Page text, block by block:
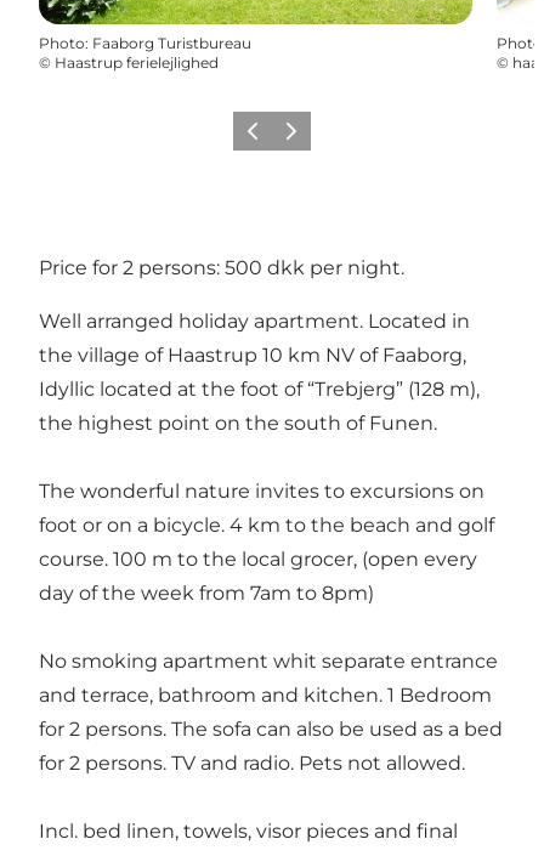
Photo: Faaborg Turistbureau
© Haastrup ferielejlighed
Photo
©
PrécédentSuivant
Price for 2 persons: 500 dkk per night.
Well arranged holiday apartment. Located in
the village of Haastrup 10 km NV of Faaborg,
Idyllic located at the foot of “Trebjerg” (128 m),
the highest point on the south of Funen.
The wonderful nature invites to excursions on
foot or on a bicycle. 4 km to the beach and golf
course. 100 m to the local grocer, (open every
day of the week from 7am to 8pm)
No smoking apartment whit separate entrance
and terrace, bathroom and kitchen. 1 Bedroom
for 2 persons. The sofa can also be used as a bed
for 2 persons. TV and radio. Pets not allowed.
Incl. bed linen, towels, visor pieces and final